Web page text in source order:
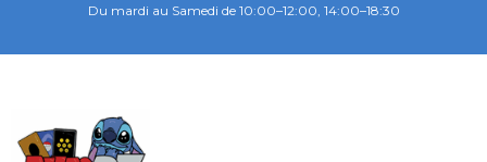
Du mardi au Samedi de 10:00–12:00, 14:00–18:30